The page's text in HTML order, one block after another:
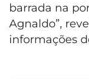
barrada na
Agnaldo”,
informações